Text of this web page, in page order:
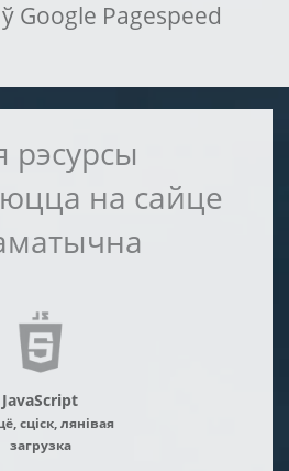
Google Pagespeed
рэсурсы
на сайце
JavaScript
сціск, лянівая
загрузка